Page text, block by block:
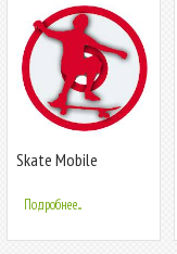
Skate Mobile
Подробнее...